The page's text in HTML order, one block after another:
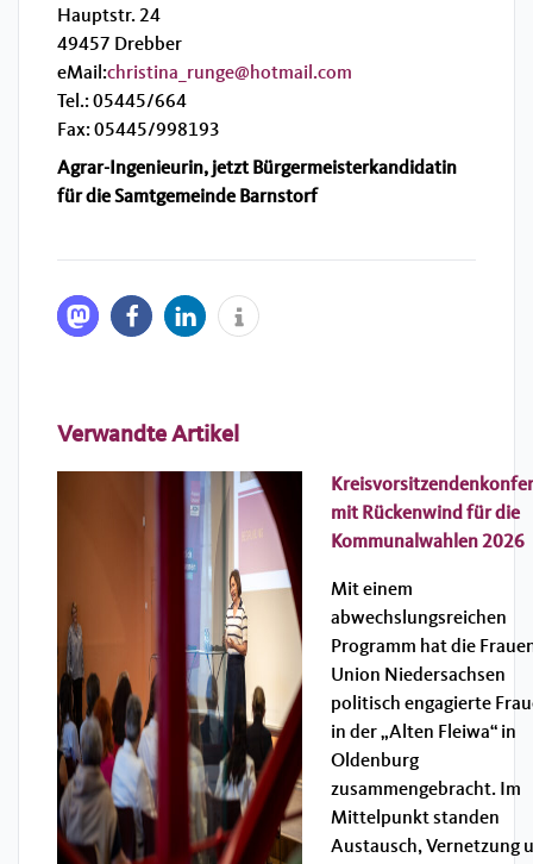
Hauptstr. 24
49457 Drebber
eMail:christina_runge@hotmail.com
Tel.: 05445/664
Fax: 05445/998193
Agrar-Ingenieurin, jetzt Bürgermeisterkandidatin
für die Samtgemeinde Barnstorf
Verwandte Artikel
mit Rückenwind für die
Kommunalwahlen 2026
Mit einem
abwechslungsreichen
Programm hat die
Union Niedersachsen
politisch engagierte
in der „Alten Fleiwa“ in
Oldenburg
zusammengebracht. Im
Mittelpunkt standen
Austausch, Vernetzung